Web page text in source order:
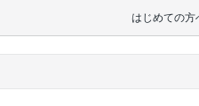
はじめての方